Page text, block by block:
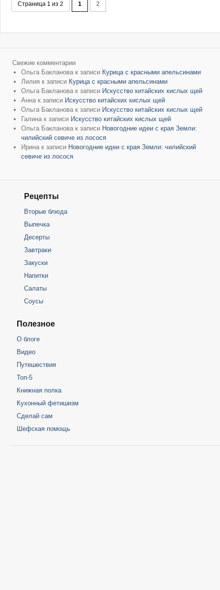
Страница 1 из 2 1 2
Свежие комментарии
Ольга Бакланова к записи Курица с красными апельсинами
Лилия к записи Курица с красными апельсинами
Ольга Бакланова к записи Искусство китайских кислых щей
Анна к записи Искусство китайских кислых щей
Ольга Бакланова к записи Искусство китайских кислых щей
Галина к записи Искусство китайских кислых щей
Ольга Бакланова к записи Новогодние идеи с края Земли:
чилийский севиче из лосося
Ирина к записи Новогодние идеи с края Земли: чилийский
севиче из лосося
Рецепты
Вторые блюда
Выпечка
Десерты
Завтраки
Закуски
Напитки
Салаты
Соусы
Полезное
О блоге
Видео
Путешествия
Топ-5
Книжная полка
Кухонный фетишизм
Сделай сам
Шефская помощь